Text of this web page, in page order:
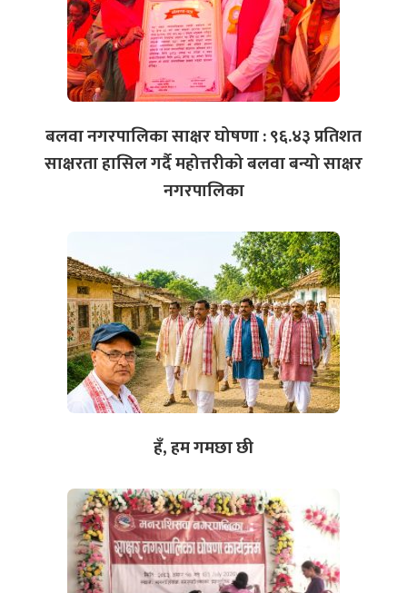
बलवा नगरपालिका साक्षर घोषणा : ९६.४३ प्रतिशत
साक्षरता हासिल गर्दै महोत्तरीको बलवा बन्यो साक्षर
नगरपालिका
हँ, हम गमछा छी